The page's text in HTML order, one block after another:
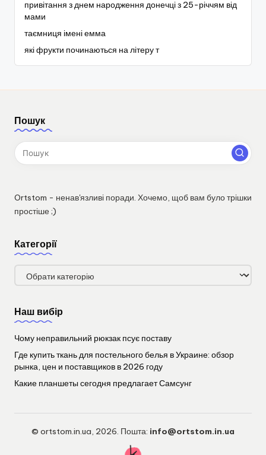
привітання з днем народження донечці з 25-річчям від
мами
таємниця імені емма
які фрукти починаються на літеру т
Пошук
Ortstom - ненав'язливі поради. Хочемо, щоб вам було трішки
простіше ;)
Категорії
Категорії
Наш вибір
Чому неправильний рюкзак псує поставу
Где купить ткань для постельного белья в Украине: обзор
рынка, цен и поставщиков в 2026 году
Какие планшеты сегодня предлагает Самсунг
© ortstom.in.ua, 2026. Пошта: info@ortstom.in.ua